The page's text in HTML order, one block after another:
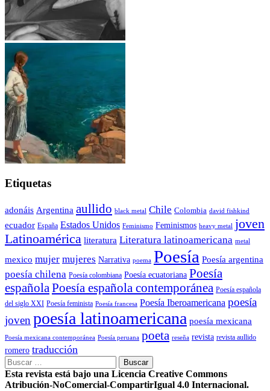
Etiquetas
adonáis Argentina aullido black metal Chile Colombia david fishkind
ecuador España Estados Unidos Feminismo Feminismos heavy metal joven
Latinoamérica literatura Literatura latinoamericana metal
mexico mujer mujeres Narrativa poema Poesía Poesía argentina
poesía chilena Poesía colombiana Poesía ecuatoriana Poesía
española Poesía española contemporánea Poesía española
del siglo XXI Poesía feminista Poesía francesa Poesía Iberoamericana poesía
joven poesía latinoamericana poesía mexicana
Poesía mexicana contemporánea Poesía peruana poeta reseña revista revista aullido
romero traducción
Buscar:
Esta revista está bajo una Licencia Creative Commons
Atribución-NoComercial-CompartirIgual 4.0 Internacional.